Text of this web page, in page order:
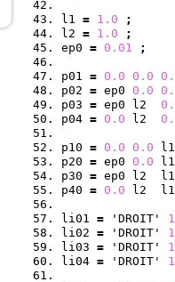
l1 = 1.0
;
l2 = 1.0
;
ep0 = 0.01 ;
p01 = 0.0 0.0
p02 = ep0 0.0
p03 = ep0 l2
p04 = 0.0 l2
p10 = 0.0 0.0
p20 = ep0 0.0
p30 = ep0 l2
p40 = 0.0 l2
li01 = 'DROIT' 1
li02 = 'DROIT' 1
li03 = 'DROIT' 1
li04 = 'DROIT' 1